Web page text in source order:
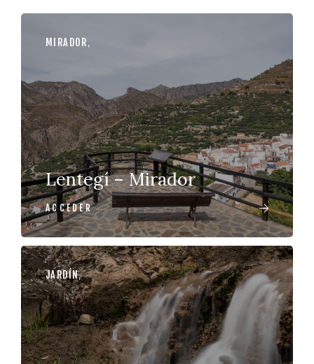
MIRADOR,
Lentegí – Mirador
ACCEDER
JARDÍN,